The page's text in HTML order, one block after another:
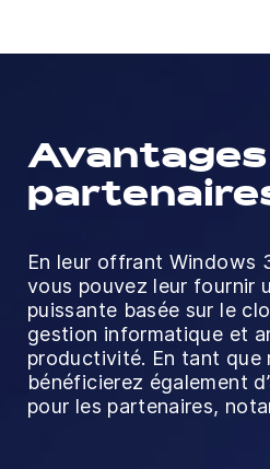
Avantages
En leur offrant Windows
vous pouvez leur fournir
puissante basée sur le
gestion informatique et
productivité. En tant que
bénéficierez également
pour les partenaires,